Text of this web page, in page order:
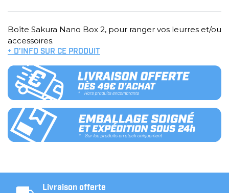
Boîte Sakura Nano Box 2, pour ranger vos leurres et/ou
accessoires.
+ D’INFO SUR CE PRODUIT
Livraison offerte